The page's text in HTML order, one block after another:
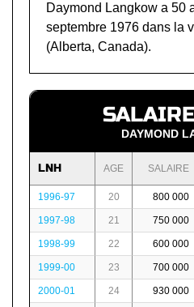
Daymond Langkow a 50
septembre 1976 dans la
(Alberta, Canada).
DAYMOND
LNH AGE SALAIRE
1996-97 20 800 000
1997-98 21 750 000
1998-99 22 600 000
1999-00 23 700 000
2000-01 24 930 000